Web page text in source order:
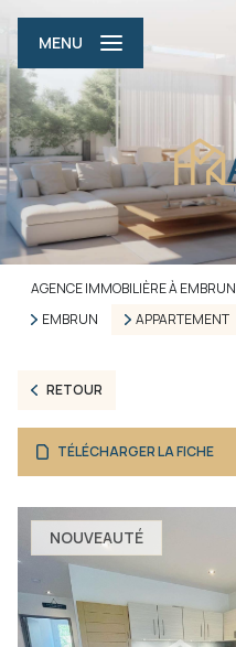
MENU
AGENCE IMMOBILIÈRE À EMBRUN
EMBRUN
APPARTEMENT
RETOUR
TÉLÉCHARGER LA FICHE
NOUVEAUTÉ